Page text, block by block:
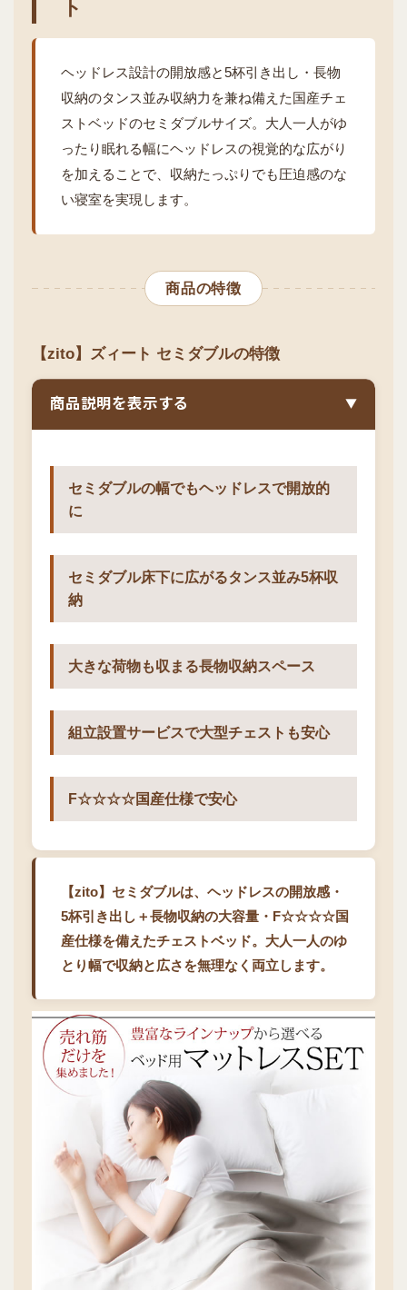
ト
ヘッドレス設計の開放感と5杯引き出し・長物
収納のタンス並み収納力を兼ね備えた国産チェ
ストベッドのセミダブルサイズ。大人一人がゆ
ったり眠れる幅にヘッドレスの視覚的な広がり
を加えることで、収納たっぷりでも圧迫感のな
い寝室を実現します。
商品の特徴
【zito】ズィート セミダブルの特徴
商品説明を表示する ▼
セミダブルの幅でもヘッドレスで開放的
に
セミダブル床下に広がるタンス並み5杯収
納
大きな荷物も収まる長物収納スペース
組立設置サービスで大型チェストも安心
F☆☆☆☆国産仕様で安心
【zito】セミダブルは、ヘッドレスの開放感・
5杯引き出し＋長物収納の大容量・F☆☆☆☆国
産仕様を備えたチェストベッド。大人一人のゆ
とり幅で収納と広さを無理なく両立します。